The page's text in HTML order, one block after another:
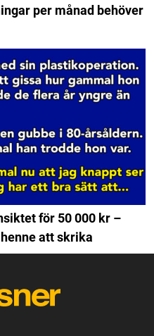
per månad behöver
för 50 000 kr –
att skrika